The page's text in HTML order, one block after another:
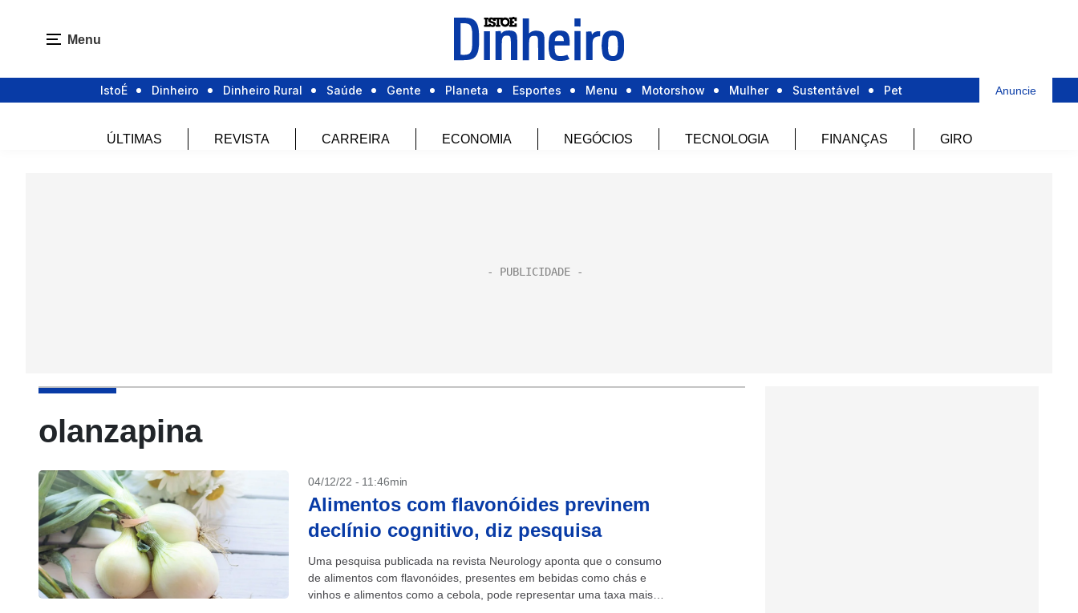
Menu
IstoÉ Dinheiro Dinheiro Rural Saúde Gente Planeta Esportes Menu Motorshow Mulher Sustentável Pet Anuncie
ÚLTIMAS REVISTA CARREIRA ECONOMIA NEGÓCIOS TECNOLOGIA FINANÇAS GIRO
olanzapina
04/12/22 - 11:46min
Alimentos com flavonóides previnem
declínio cognitivo, diz pesquisa
Uma pesquisa publicada na revista Neurology aponta que o consumo
de alimentos com flavonóides, presentes em bebidas como chás e
vinhos e alimentos como a cebola, pode representar uma taxa mais